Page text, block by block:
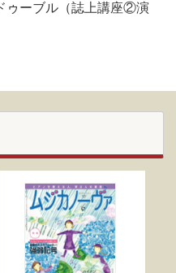
ゥーブル（誌上講座②演